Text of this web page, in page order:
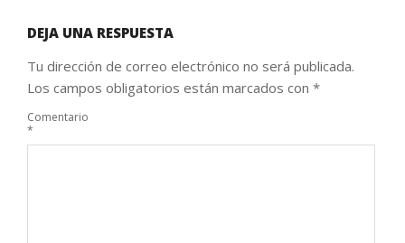
DEJA UNA RESPUESTA
Tu dirección de correo electrónico no será publicada.
Los campos obligatorios están marcados con *
Comentario
*